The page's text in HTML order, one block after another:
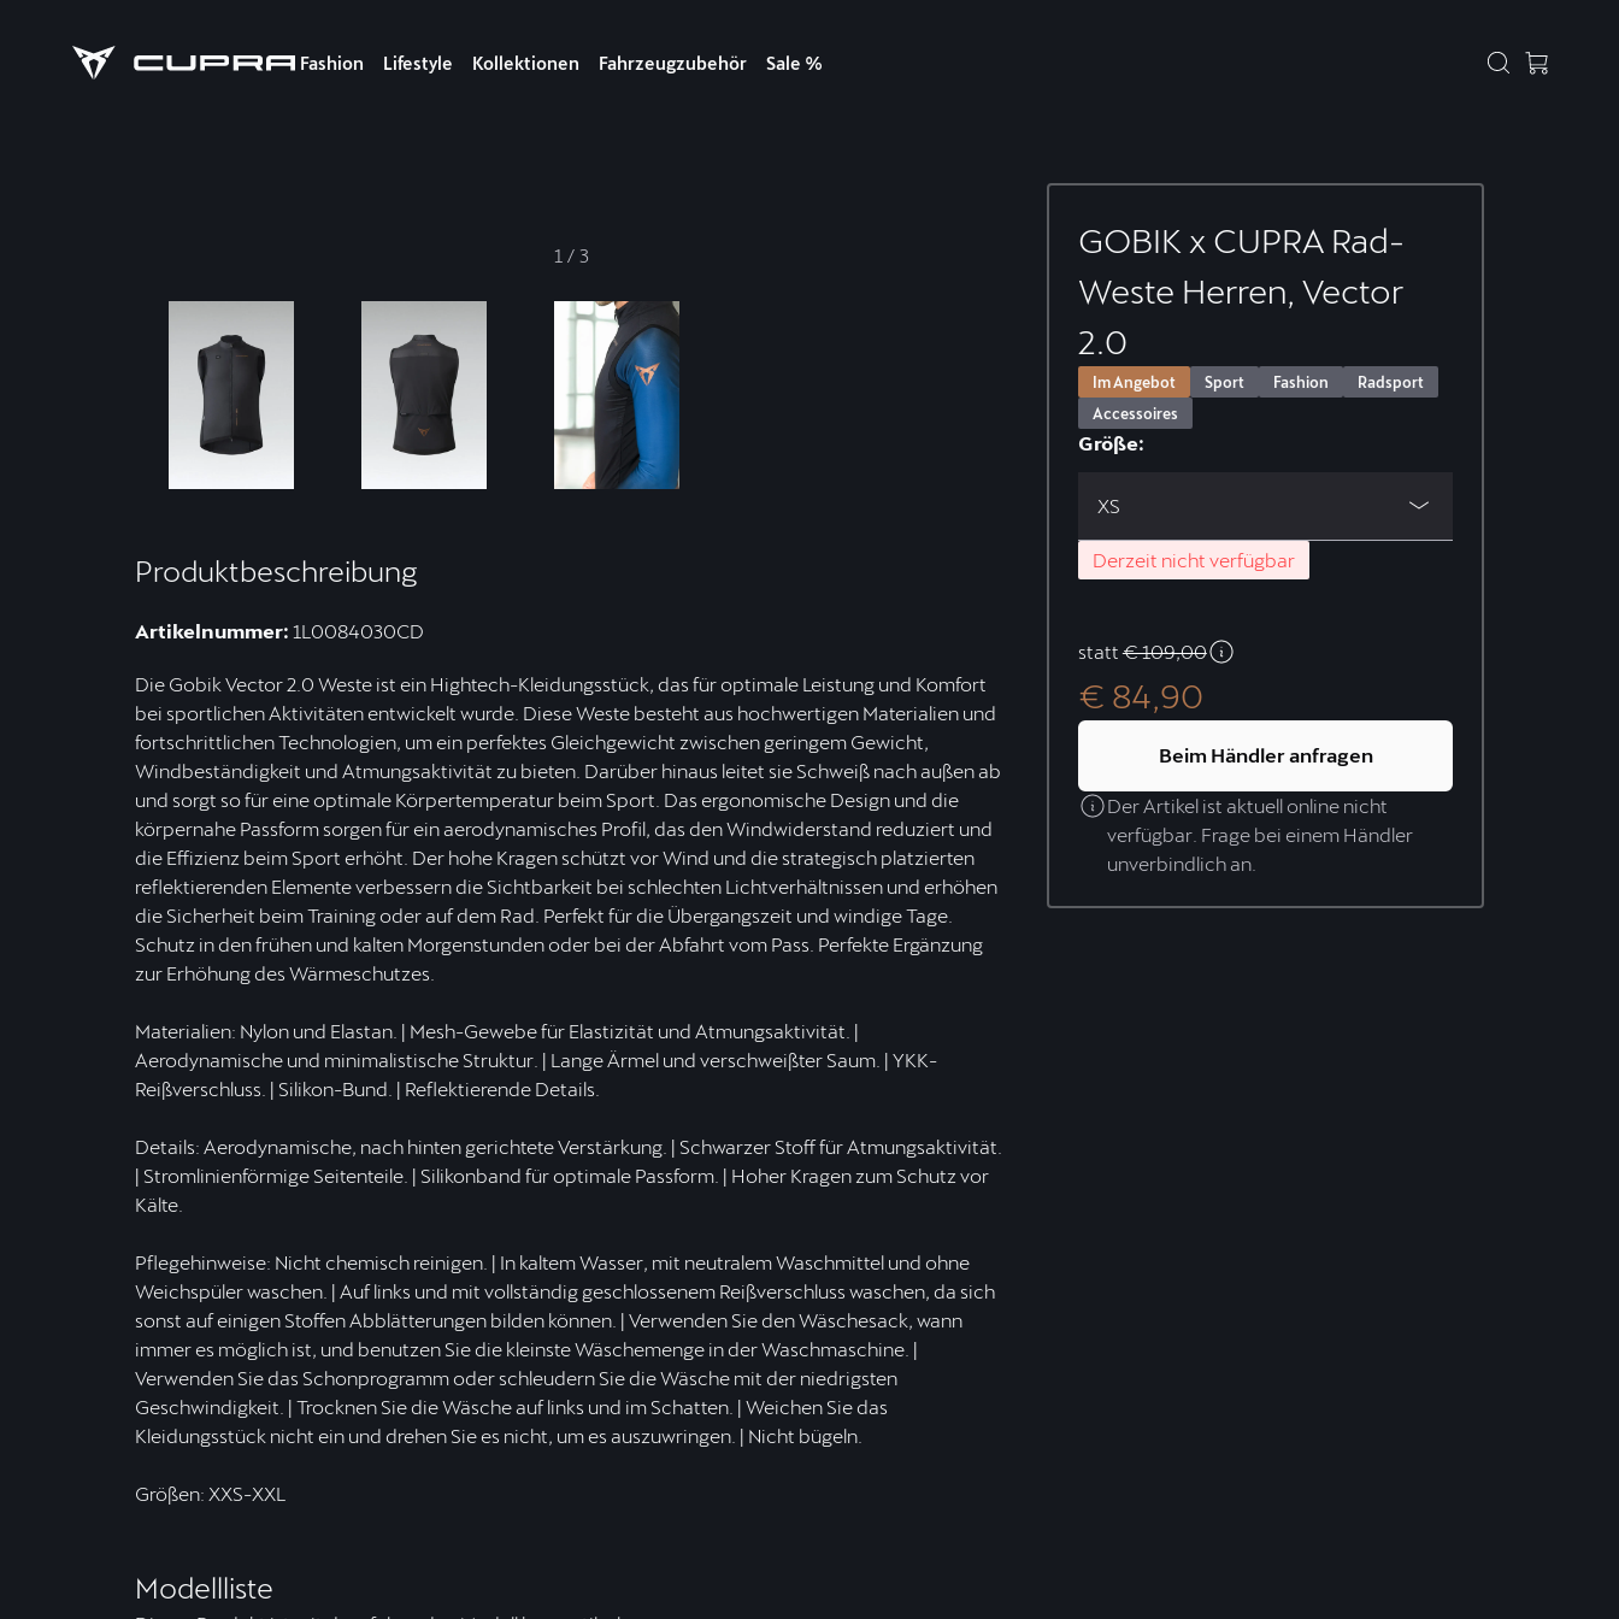
Fashion Lifestyle Kollektionen Fahrzeugzubehör Sale %
1 / 3
Produktbeschreibung
Artikelnummer: 1L0084030CD
Die Gobik Vector 2.0 Weste ist ein Hightech-Kleidungsstück, das für optimale Leistung und Komfort
bei sportlichen Aktivitäten entwickelt wurde. Diese Weste besteht aus hochwertigen Materialien und
fortschrittlichen Technologien, um ein perfektes Gleichgewicht zwischen geringem Gewicht,
Windbeständigkeit und Atmungsaktivität zu bieten. Darüber hinaus leitet sie Schweiß nach außen ab
und sorgt so für eine optimale Körpertemperatur beim Sport. Das ergonomische Design und die
körpernahe Passform sorgen für ein aerodynamisches Profil, das den Windwiderstand reduziert und
die Effizienz beim Sport erhöht. Der hohe Kragen schützt vor Wind und die strategisch platzierten
reflektierenden Elemente verbessern die Sichtbarkeit bei schlechten Lichtverhältnissen und erhöhen
die Sicherheit beim Training oder auf dem Rad. Perfekt für die Übergangszeit und windige Tage.
Schutz in den frühen und kalten Morgenstunden oder bei der Abfahrt vom Pass. Perfekte Ergänzung
zur Erhöhung des Wärmeschutzes.
Materialien: Nylon und Elastan. | Mesh-Gewebe für Elastizität und Atmungsaktivität. |
Aerodynamische und minimalistische Struktur. | Lange Ärmel und verschweißter Saum. | YKK-
Reißverschluss. | Silikon-Bund. | Reflektierende Details.
Details: Aerodynamische, nach hinten gerichtete Verstärkung. | Schwarzer Stoff für Atmungsaktivität.
| Stromlinienförmige Seitenteile. | Silikonband für optimale Passform. | Hoher Kragen zum Schutz vor
Kälte.
Pflegehinweise: Nicht chemisch reinigen. | In kaltem Wasser, mit neutralem Waschmittel und ohne
Weichspüler waschen. | Auf links und mit vollständig geschlossenem Reißverschluss waschen, da sich
sonst auf einigen Stoffen Abblätterungen bilden können. | Verwenden Sie den Wäschesack, wann
immer es möglich ist, und benutzen Sie die kleinste Wäschemenge in der Waschmaschine. |
Verwenden Sie das Schonprogramm oder schleudern Sie die Wäsche mit der niedrigsten
Geschwindigkeit. | Trocknen Sie die Wäsche auf links und im Schatten. | Weichen Sie das
Kleidungsstück nicht ein und drehen Sie es nicht, um es auszuwringen. | Nicht bügeln.
Größen: XXS-XXL
Modellliste
GOBIK x CUPRA Rad-
Weste Herren, Vector
2.0
Im Angebot Sport Fashion
Radsport
Accessoires
Größe:
XS
Derzeit nicht verfügbar
statt€ 109,00
€ 84,90
Beim Händler anfragen
Der Artikel ist aktuell online nicht
verfügbar. Frage bei einem Händler
unverbindlich an.